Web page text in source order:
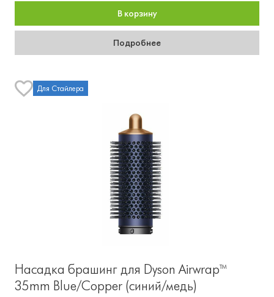
В корзину
Подробнее
Для Стайлера
Насадка брашинг для Dyson Airwrap™
35mm Blue/Copper (синий/медь)